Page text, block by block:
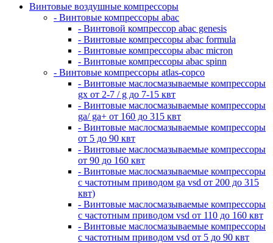
Винтовые воздушные компрессоры
- Винтовые компрессоры abac
- Винтовой компрессор abac genesis
- Винтовые компрессоры abac formula
- Винтовые компрессоры abac micron
- Винтовые компрессоры abac spinn
- Винтовые компрессоры atlas-copco
- Винтовые маслосмазываемые компрессоры
gx от 2-7 / g до 7-15 квт
- Винтовые маслосмазываемые компрессоры
ga/ ga+ от 160 до 315 квт
- Винтовые маслосмазываемые компрессоры
от 5 до 90 квт
- Винтовые маслосмазываемые компрессоры
от 90 до 160 квт
- Винтовые маслосмазываемые компрессоры
с частотным приводом ga vsd от 200 до 315
квт)
- Винтовые маслосмазываемые компрессоры
с частотным приводом vsd от 110 до 160 квт
- Винтовые маслосмазываемые компрессоры
с частотным приводом vsd от 5 до 90 квт